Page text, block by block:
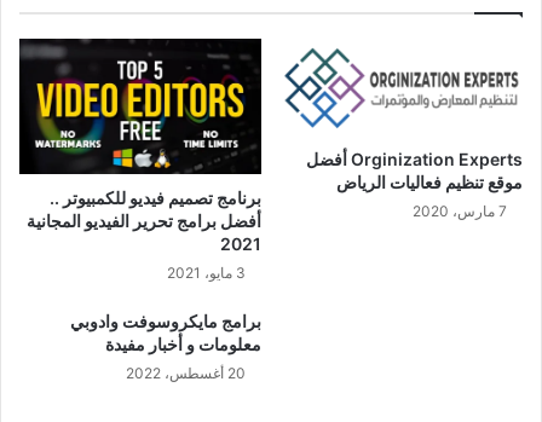
Orginization Experts أفضل
موقع تنظيم فعاليات الرياض
7 مارس، 2020
برنامج تصميم فيديو للكمبيوتر ..
أفضل برامج تحرير الفيديو المجانية
2021
3 مايو، 2021
برامج مايكروسوفت وادوبي
معلومات و أخبار مفيدة
20 أغسطس، 2022